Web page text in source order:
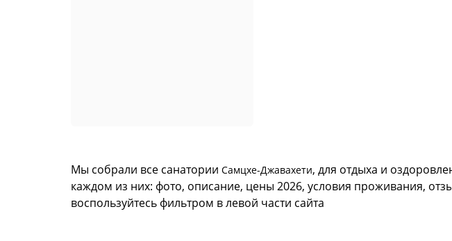
Мы собрали все санатории Самцхе-Джавахети, для отдыха и
каждом из них: фото, описание, цены 2026, условия проживания,
воспользуйтесь фильтром в левой части сайта